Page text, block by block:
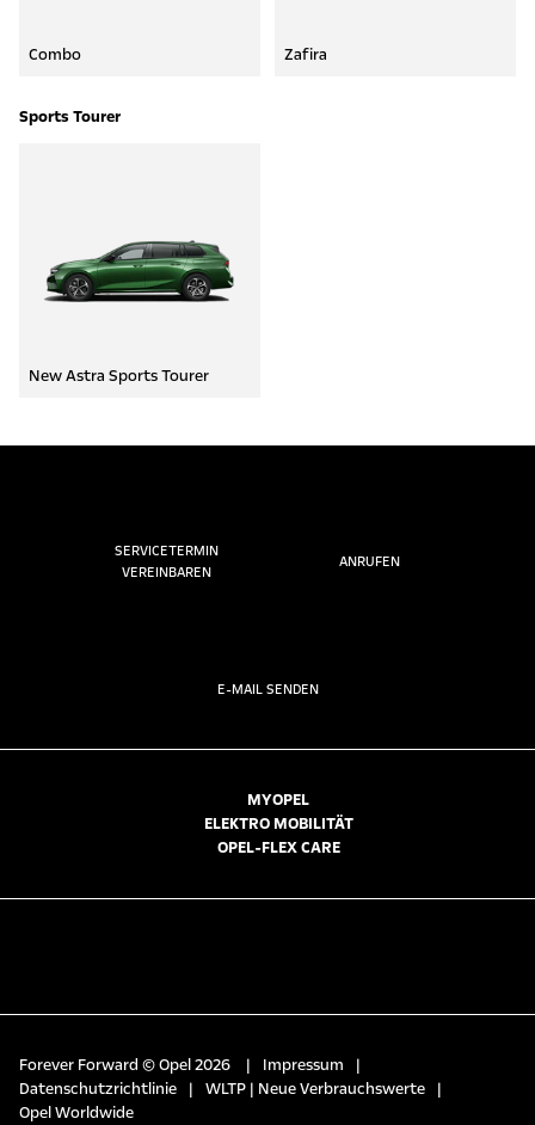
Combo Zafira
Sports Tourer
New Astra Sports Tourer
SERVICETERMIN
VEREINBAREN
ANRUFEN
E-MAIL SENDEN
MYOPEL
ELEKTRO MOBILITÄT
OPEL-FLEX CARE
Forever Forward © Opel 2026 | Impressum
|
Datenschutzrichtlinie
| WLTP | Neue Verbrauchswerte
|
Opel Worldwide